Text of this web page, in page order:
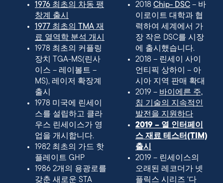
1976 최초의 차동 팽
창계 출시
1977 최초의 TMA 재
료 열역학 분석 개시
1978 최초의 커플링
장치 TGA-MS(린사
이스 – 레이볼트 –
MS), 레이저 확장계
출시
1978 미국에 린세이
스를 설립하고 클라
우스 린세이스가 영
업을 개시합니다.
1982 최초의 가드 핫
플레이트 GHP
1986 2개의 용광로를
갖춘 새로운 STA
2018 Chip- DSC – 바
이로이트 대학과 협
력하여 세계에서 가
장 작은 DSC를 시장
에 출시했습니다.
2018 – 린세이 사이
언티픽 상하이 – 아
시아 지역 판매 확대
2019 – 바이에른 주,
칩 기술의 지속적인
발전을 지원하다
2019 – 열 인터페이
스 재료 테스터(TIM)
출시
2019 – 린세이스의
오래된 레코더가 넷
플릭스 시리즈 ‘다